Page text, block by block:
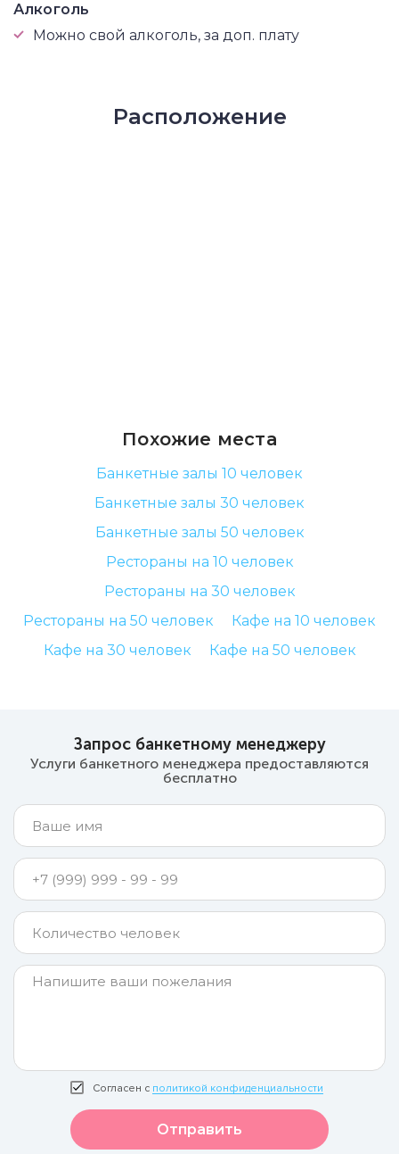
Алкоголь
Можно свой алкоголь, за доп. плату
Расположение
Похожие места
Банкетные залы 10 человек
Банкетные залы 30 человек
Банкетные залы 50 человек
Рестораны на 10 человек
Рестораны на 30 человек
Рестораны на 50 человек
Кафе на 10 человек
Кафе на 30 человек
Кафе на 50 человек
Запрос банкетному менеджеру
Услуги банкетного менеджера предоставляются
бесплатно
Согласен с политикой конфиденциальности
Отправить